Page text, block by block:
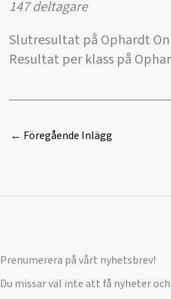
147 deltagare
Slutresultat på Ophardt
Resultat per klass på
← Föregående Inlägg
Prenumerera på vårt nyhetsbrev!
Du missar väl inte att få nyheter